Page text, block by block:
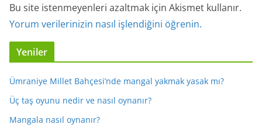
Bu site istenmeyenleri azaltmak için Akismet kullanır.
Yorum verilerinizin nasıl işlendiğini öğrenin.
Yeniler
Ümraniye Millet Bahçesi’nde mangal yakmak yasak mı?
Üç taş oyunu nedir ve nasıl oynanır?
Mangala nasıl oynanır?